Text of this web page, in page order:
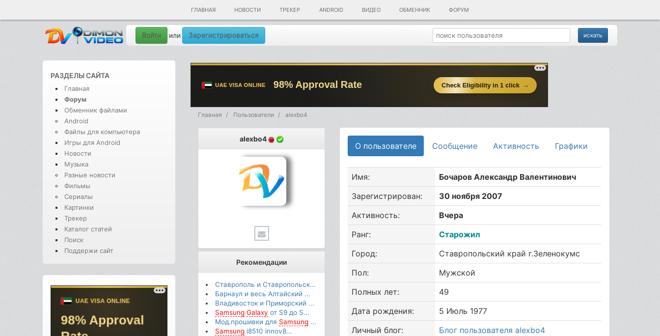
ГЛАВНАЯ НОВОСТИ ТРЕКЕР ANDROID ВИДЕО ОБМЕННИК ФОРУМ
Войти или Зарегистрироваться
РАЗДЕЛЫ САЙТА
Главная
Форум
Обменник файлами
Android
Файлы для компьютера
Игры для Android
Новости
Музыка
Разные новости
Фильмы
Сериалы
Картинки
Трекер
Каталог статей
Поиск
Поддержи сайт
Главная Пользователи alexbo4
alexbo4
Рекомендации
Ставрополь и Ставропольск...
Барнаул и весь Алтайский ...
Владивосток и Приморский ...
Samsung Galaxy от S9 до S...
Мод.прошивки для Samsung...
Samsungi8510 innov8...
О пользователе Сообщение Активность Графики
Имя:
Бочаров Александр Валентинович
Зарегистрирован:
30 ноября 2007
Активность:
Вчера
Ранг:
Старожил
Город:
Ставропольский край г.Зеленокумс
Пол:
Мужской
Полных лет:
49
Дата рождения:
5 Июль 1977
Личный блог:
Блог пользователя alexbo4